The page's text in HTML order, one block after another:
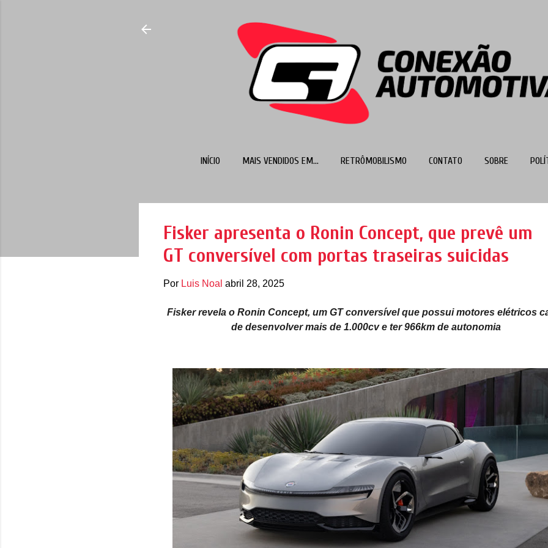
INÍCIO MAIS VENDIDOS EM... RETRÔMOBILISMO CONTATO SOBRE
Fisker apresenta o Ronin Concept, que prevê um
GT conversível com portas traseiras suicidas
Por Luis Noal abril 28, 2025
Fisker revela o Ronin Concept, um GT conversível que possui motores elétricos
de desenvolver mais de 1.000cv e ter 966km de autonomia